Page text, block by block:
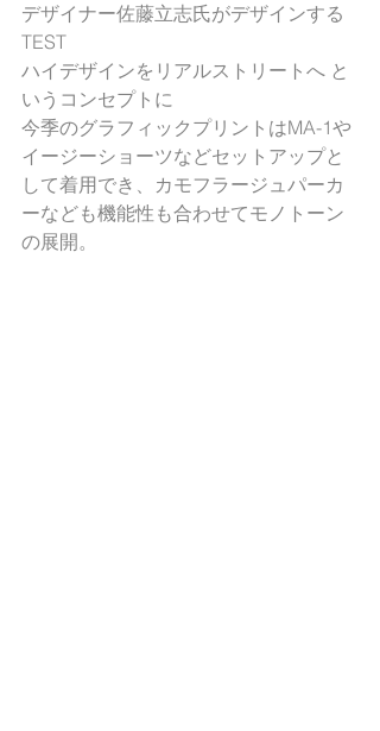
デザイナー佐藤立志氏がデザインする
TEST
ハイデザインをリアルストリートへ と
いうコンセプトに
今季のグラフィックプリントはMA-1や
イージーショーツなどセットアップと
して着用でき、カモフラージュパーカ
ーなども機能性も合わせてモノトーン
の展開。